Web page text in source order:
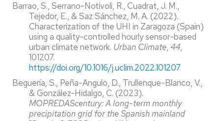
Barrao, S., Serrano-Notivoli, R., Cuadrat, J. M.,
Tejedor, E., & Saz Sánchez, M. A. (2022).
Characterization of the UHI in Zaragoza (Spain)
using a quality-controlled hourly sensor-based
urban climate network. Urban Climate, 44,
101207.
https://doi.org/10.1016/j.uclim.2022.101207
Beguería, S., Peña-Angulo, D., Trullenque-Blanco, V.,
& González-Hidalgo, C. (2023).
MOPREDAScentury: A long-term monthly
precipitation grid for the Spanish mainland